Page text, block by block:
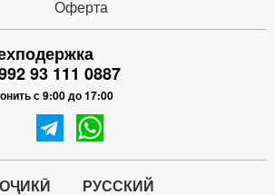
Оферта
93 111 0887
с 9:00 до 17:00
РУССКИЙ